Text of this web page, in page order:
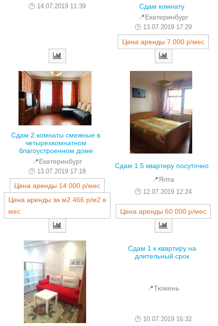
14.07.2019 11:39
Сдам комнату
📍Екатеринбург
13.07.2019 17:29
Цена аренды 7 000 р/мес
Сдам 2 комнаты смежные в
четырехкомнатном
благоустроенном доме
📍Екатеринбург
13.07.2019 17:18
Цена аренды 14 000 р/мес
Цена аренды за м2 466 р/м2 в
мес
Сдам 1.5 квартиру посуточно
📍Ялта
12.07.2019 12:24
Цена аренды 60 000 р/мес
Сдам 1 к квартиру на
длительный срок
📍Тюмень
10.07.2019 16:32